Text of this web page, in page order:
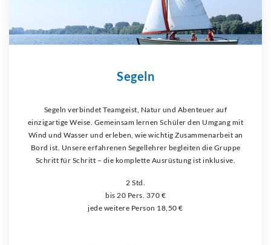
Segeln
Segeln verbindet Teamgeist, Natur und Abenteuer auf
einzigartige Weise. Gemeinsam lernen Schüler den Umgang mit
Wind und Wasser und erleben, wie wichtig Zusammenarbeit an
Bord ist. Unsere erfahrenen Segellehrer begleiten die Gruppe
Schritt für Schritt – die komplette Ausrüstung ist inklusive.
2 Std.
bis 20 Pers. 370 €
jede weitere Person 18,50 €